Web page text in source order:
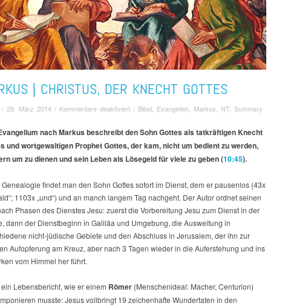
| CHRISTUS, DER KNECHT GOTTES
/ 29. März 2014 / Kommentare deaktiviertfür
|
Christus,
Knecht
/ Bibel Evangelien Markus NT, Summary
nach Markus beschreibt den Sohn Gottes als tatkräftigen Knecht
und wortgewaltigen Prophet Gottes, der kam, nicht um bedient zu werden,
um zu dienen und sein Leben als Lösegeld für viele zu geben (10:45).
findet man den Sohn Gottes sofort im Dienst, dem er pausenlos (43x
1103x „und“) und an manch langem Tag nachgeht. Der Autor ordnet seinen
Phasen des Dienstes Jesu: zuerst die Vorbereitung Jesu zum Dienst in der
dann der Dienstbeginn in Galiläa und Umgebung, die Ausweitung in
nicht-jüdische Gebiete und den Abschluss in Jerusalem, der ihn zur
Aufopferung am Kreuz, aber nach 3 Tagen wieder in die Auferstehung und ins
vom Himmel her führt.
ein Lebensbericht, wie er einem Römer (Menschenideal: Macher, Centurion)
musste: Jesus vollbringt 19 zeichenhafte Wundertaten in den